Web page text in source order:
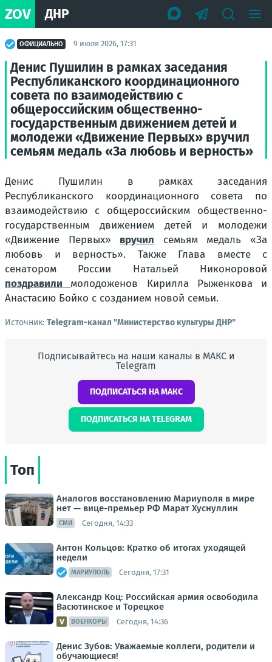
ZOV ДНР
ОФИЦИАЛЬНО 9 июля 2026, 17:31
Денис Пушилин в рамках заседания
Республиканского координационного
совета по взаимодействию с
общероссийским общественно-
государственным движением детей и
молодежи «Движение Первых» вручил
семьям медаль «За любовь и верность»
Денис Пушилин в рамках заседания
Республиканского координационного совета по
взаимодействию с общероссийским общественно-
государственным движением детей и молодежи
«Движение Первых» вручил семьям медаль «За
любовь и верность». Также Глава вместе с
сенатором России Натальей Никоноровой
поздравили молодоженов Кирилла Рыженкова и
Анастасию Бойко с созданием новой семьи.
Источник: Telegram-канал "Министерство культуры ДНР"
Подписывайтесь на наши каналы в МАКС и
Telegram
ПОДПИСАТЬСЯ НА МАКС
ПОДПИСАТЬСЯ НА TELEGRAM
Топ
Аналогов восстановлению Мариуполя в мире
нет — вице-премьер РФ Марат Хуснуллин
СМИ Сегодня, 14:33
Антон Кольцов: Кратко об итогах уходящей
недели
МАРИУПОЛЬ Сегодня, 17:31
Александр Коц: Российская армия освободила
Васютинское и Торецкое
ВОЕНКОРЫ Сегодня, 14:36
Денис Зубов: Уважаемые коллеги, родители и
обучающиеся!